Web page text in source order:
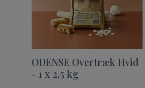
ODENSE Overtræk Hvid
- 1 x 2,5 kg